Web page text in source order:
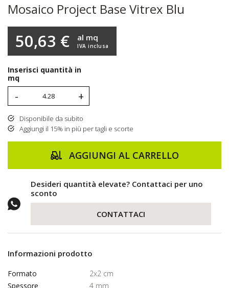
Mosaico Project Base Vitrex Blu
50,63 € IVA inclusa
al mq
Inserisci quantità in
mq
- +
Disponibile da subito
Aggiungi il 15% in più per tagli e scorte
AGGIUNGI AL CARRELLO
Desideri quantità elevate? Contattaci per uno
sconto
CONTATTACI
Informazioni prodotto
Formato
2x2 cm
Spessore
4 mm